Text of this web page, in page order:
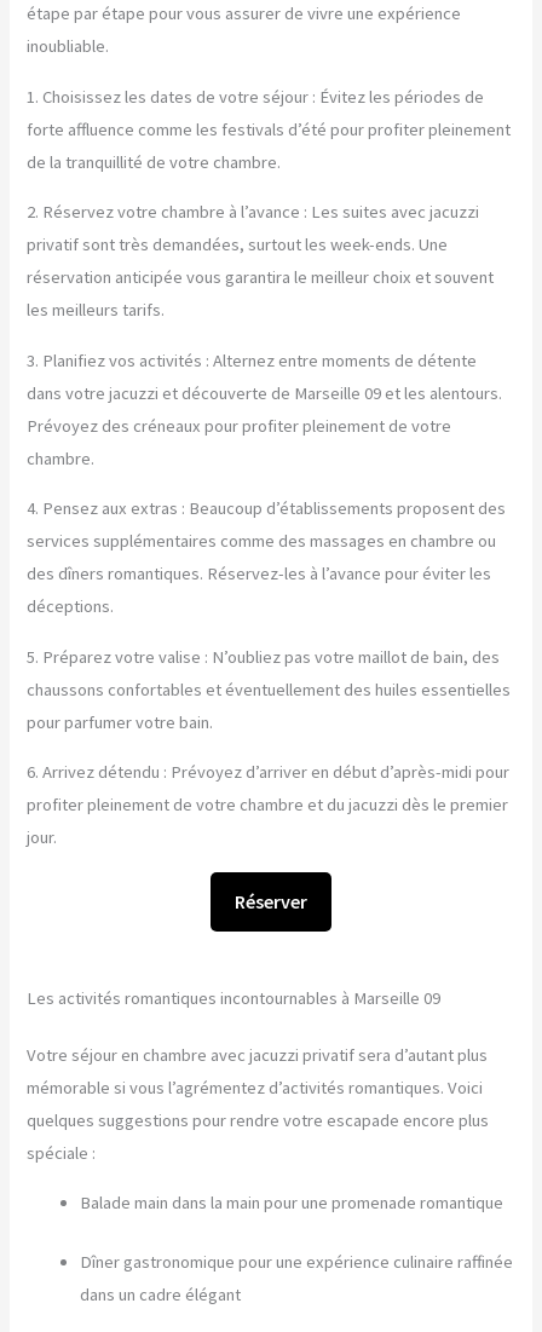
étape par étape pour vous assurer de vivre une expérience
inoubliable.
1. Choisissez les dates de votre séjour : Évitez les périodes de
forte affluence comme les festivals d’été pour profiter pleinement
de la tranquillité de votre chambre.
2. Réservez votre chambre à l’avance : Les suites avec jacuzzi
privatif sont très demandées, surtout les week-ends. Une
réservation anticipée vous garantira le meilleur choix et souvent
les meilleurs tarifs.
3. Planifiez vos activités : Alternez entre moments de détente
dans votre jacuzzi et découverte de Marseille 09 et les alentours.
Prévoyez des créneaux pour profiter pleinement de votre
chambre.
4. Pensez aux extras : Beaucoup d’établissements proposent des
services supplémentaires comme des massages en chambre ou
des dîners romantiques. Réservez-les à l’avance pour éviter les
déceptions.
5. Préparez votre valise : N’oubliez pas votre maillot de bain, des
chaussons confortables et éventuellement des huiles essentielles
pour parfumer votre bain.
6. Arrivez détendu : Prévoyez d’arriver en début d’après-midi pour
profiter pleinement de votre chambre et du jacuzzi dès le premier
jour.
Réserver
Les activités romantiques incontournables à Marseille 09
Votre séjour en chambre avec jacuzzi privatif sera d’autant plus
mémorable si vous l’agrémentez d’activités romantiques. Voici
quelques suggestions pour rendre votre escapade encore plus
spéciale :
Balade main dans la main pour une promenade romantique
Dîner gastronomique pour une expérience culinaire raffinée
dans un cadre élégant